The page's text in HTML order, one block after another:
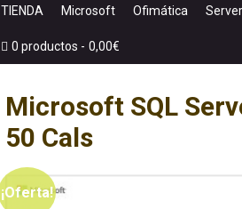
TIENDA Microsoft Ofimática Server
0 productos 0,00€
Microsoft SQL
50 Cals
¡Oferta!